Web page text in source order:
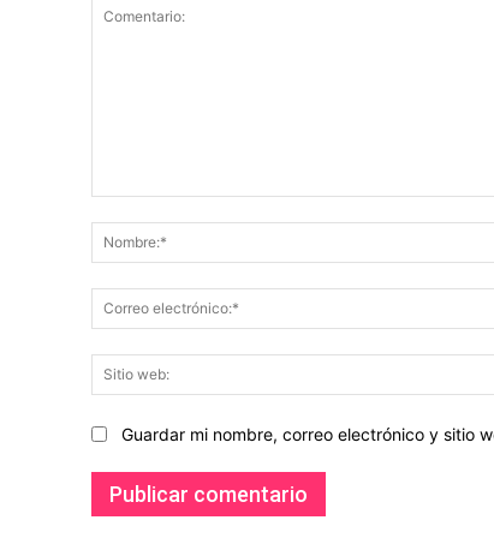
Guardar mi nombre, correo electrónico y sitio